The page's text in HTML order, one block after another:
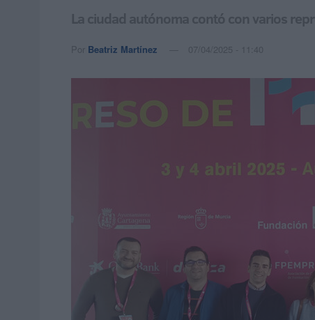
La ciudad autónoma contó con varios
Por Beatriz Martínez 07/04/2025 - 11:40